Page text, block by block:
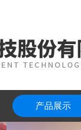
产品展示